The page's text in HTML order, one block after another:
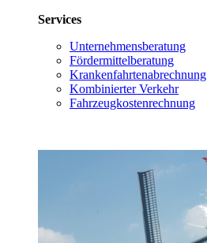
Services
Unternehmensberatung
Fördermittelberatung
Krankenfahrtenabrechnung
Kombinierter Verkehr
Fahrzeugkostenrechnung